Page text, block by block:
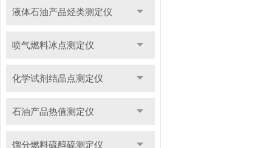
液体石油产品烃类测定仪
喷气燃料冰点测定仪
化学试剂结晶点测定仪
石油产品热值测定仪
馏分燃料硫醇硫测定仪